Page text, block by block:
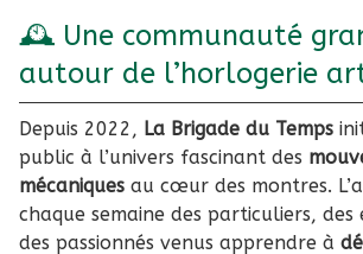
🕰️ Une communauté
autour de l’horlogerie
Depuis 2022, La Brigade du Temps
public à l’univers fascinant des
mécaniques au cœur des montres.
chaque semaine des particuliers, des
des passionnés venus apprendre à